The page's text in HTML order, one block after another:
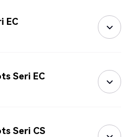
EC
Seri EC
Seri CS